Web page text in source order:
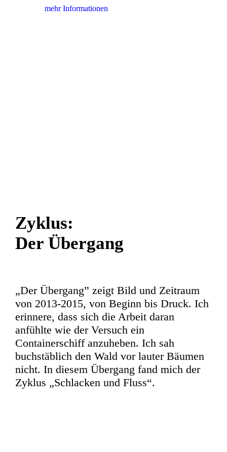
mehr Informationen
Zyklus:
Der Übergang
„Der Übergang” zeigt Bild und Zeitraum
von 2013-2015, von Beginn bis Druck. Ich
erinnere, dass sich die Arbeit daran
anfühlte wie der Versuch ein
Containerschiff anzuheben. Ich sah
buchstäblich den Wald vor lauter Bäumen
nicht. In diesem Übergang fand mich der
Zyklus „Schlacken und Fluss“.